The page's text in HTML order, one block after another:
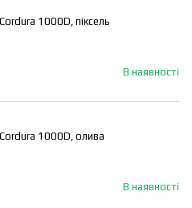
1000D, піксель
В наявності
1000D, олива
В наявності